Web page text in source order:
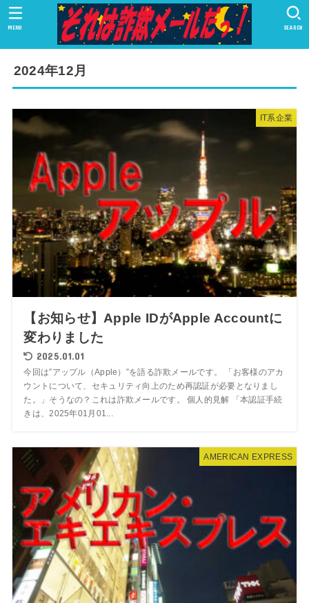
SEARCH
MENU
2024年12月
IT系企業
【お知らせ】Apple IDがApple Accountに
変わりました
2025.01.01
今回は”アップル（Apple）”を語る詐欺メールです。 「お客様のアカ
ウントについて、セキュリティ向上のため再認証が必要となりまし
た。」そうなの？これは詐欺メールです。 個人的見解 「本認証手続
きは、2025年01月01...
AMERICAN EXPRESS